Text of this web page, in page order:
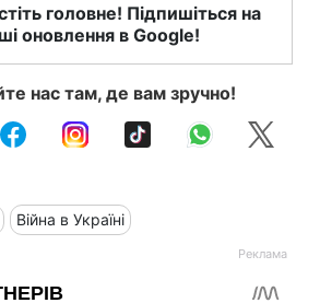
головне! Підпишіться на
оновлення в Google!
нас там, де вам зручно!
Війна в Україні